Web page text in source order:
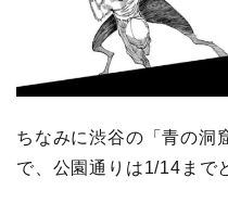
ちなみに渋谷の「青の洞
で、公園通りは1/14まで